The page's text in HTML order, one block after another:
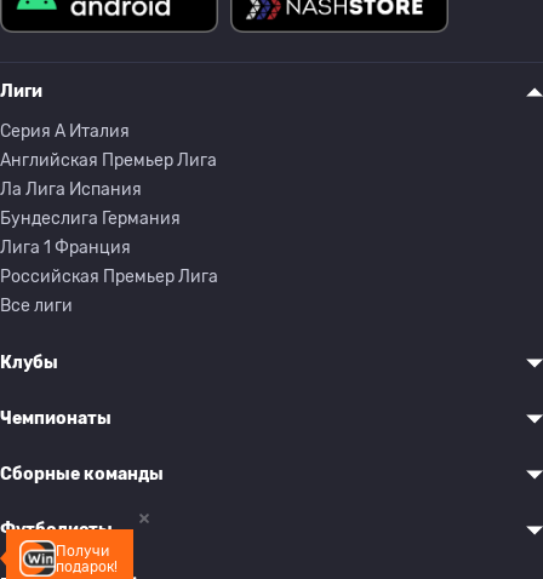
Получи
подарок!
Лиги
Серия A Италия
Английская Премьер Лига
Ла Лига Испания
Бундеслига Германия
Лига 1 Франция
Российская Премьер Лига
Все лиги
Клубы
Чемпионаты
Сборные команды
Футболисты